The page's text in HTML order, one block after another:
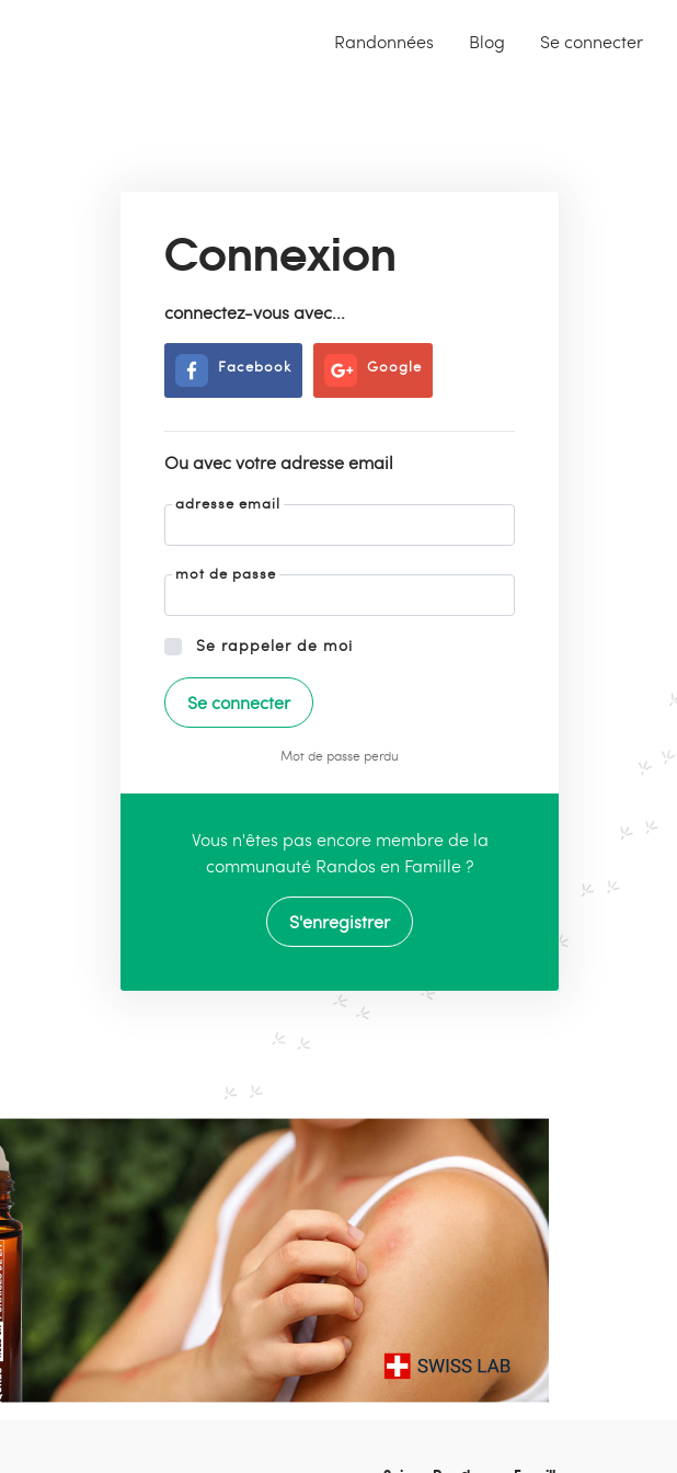
Randonnées Blog Se connecter
Connexion
connectez-vous avec...
Facebook Google
Ou avec votre adresse email
adresse email
mot de passe
Se rappeler de moi
Mot de passe perdu
Vous n'êtes pas encore membre de la
communauté Randos en Famille ?
S'enregistrer